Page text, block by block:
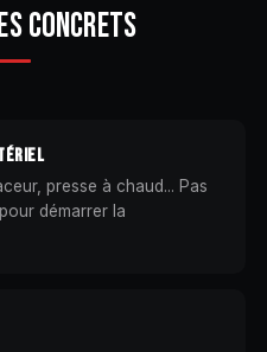
CONCRETS
presse à chaud... Pas
démarrer la